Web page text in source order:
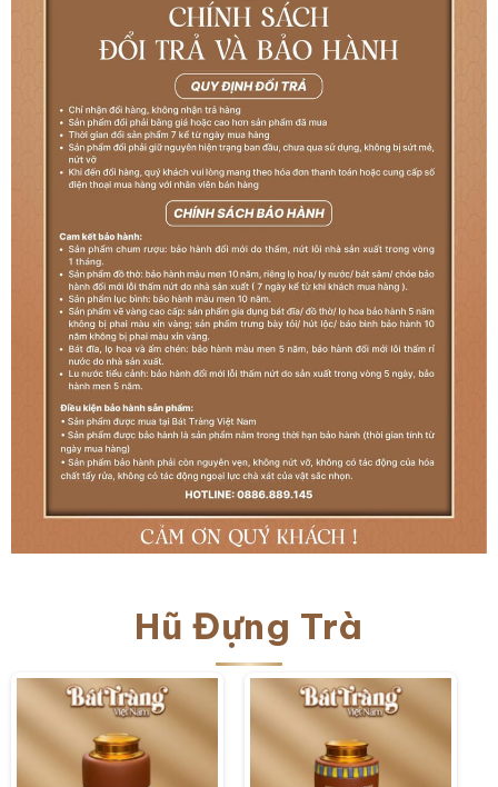
Hũ Đựng Trà